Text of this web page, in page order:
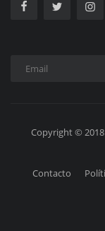
Copyright ©
Contacto